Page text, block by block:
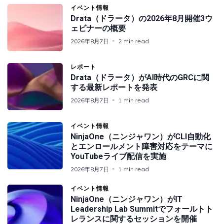
イベント情報
Drata（ドラータ）の2026年8月開催3ウ
ェビナーの概要
2026年8月7日 2 min read
レポート
Drata（ドラータ）がAI時代のGRCに関
する最新レポートを発表
2026年8月7日 1 min read
イベント情報
NinjaOne（ニンジャワン）がCLI自動化
とエンロールメント障害対応をテーマに
YouTubeライブ配信を実施
2026年8月7日 1 min read
イベント情報
NinjaOne（ニンジャワン）がIT
Leadership Lab Summitでフォールトト
レランスに関するセッションを開催